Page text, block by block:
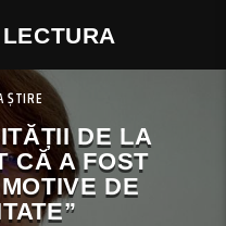
ȘTIRE
DE LA
CĂ A FOST
DE